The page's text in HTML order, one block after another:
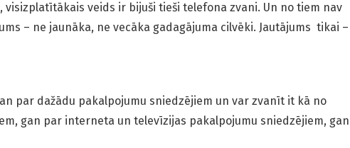
visizplatītākais veids ir bijuši tieši telefona zvani. Un no tiem nav
– ne jaunāka, ne vecāka gadagājuma cilvēki. Jautājums tikai –
par dažādu pakalpojumu sniedzējiem un var zvanīt it kā no
gan par interneta un televīzijas pakalpojumu sniedzējiem, gan